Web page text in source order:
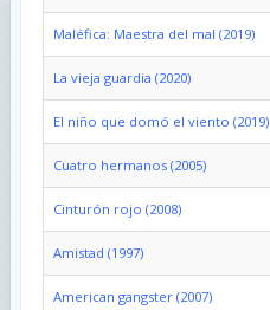
Maléfica: Maestra del mal (2019)
La vieja guardia (2020)
El niño que domó el viento (2019)
Cuatro hermanos (2005)
Cinturón rojo (2008)
Amistad (1997)
American gangster (2007)